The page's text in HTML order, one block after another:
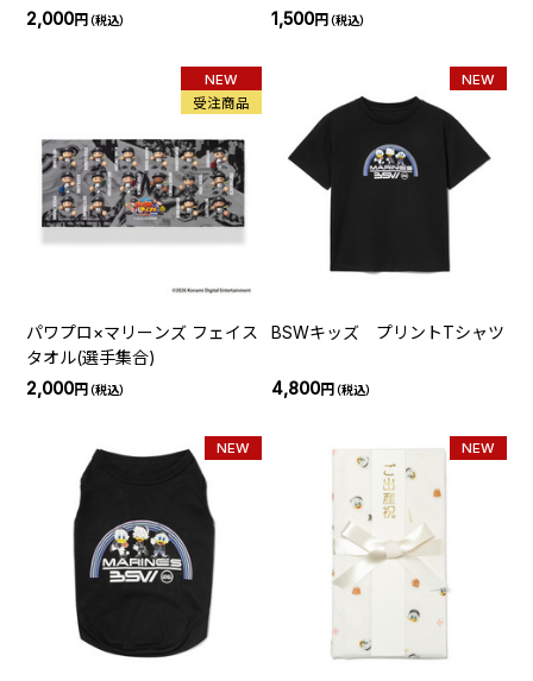
ン)
2,000円（税込）
1,500円（税込）
NEW
受注商品
パワプロ×マリーンズ フェイス
タオル(選手集合)
2,000円（税込）
NEW
BSWキッズ プリントTシャツ
4,800円（税込）
NEW NEW